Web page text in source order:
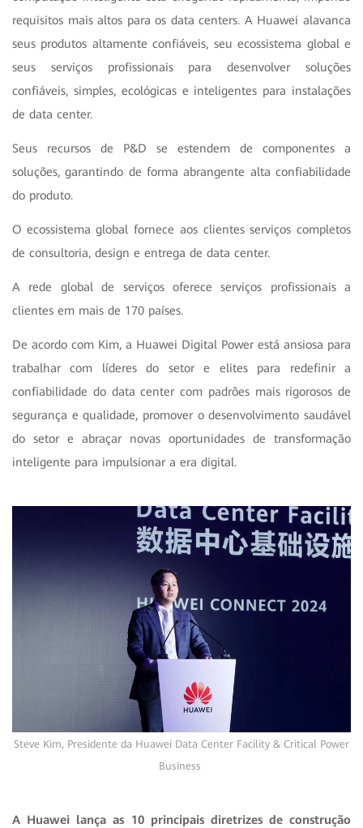
requisitos mais altos para os data centers. A Huawei alavanca
seus produtos altamente confiáveis, seu ecossistema global e
seus serviços profissionais para desenvolver soluções
confiáveis, simples, ecológicas e inteligentes para instalações
de data center.
Seus recursos de P&D se estendem de componentes a
soluções, garantindo de forma abrangente alta confiabilidade
do produto.
O ecossistema global fornece aos clientes serviços completos
de consultoria, design e entrega de data center.
A rede global de serviços oferece serviços profissionais a
clientes em mais de 170 países.
De acordo com Kim, a Huawei Digital Power está ansiosa para
trabalhar com líderes do setor e elites para redefinir a
confiabilidade do data center com padrões mais rigorosos de
segurança e qualidade, promover o desenvolvimento saudável
do setor e abraçar novas oportunidades de transformação
inteligente para impulsionar a era digital.
Steve Kim, Presidente da Huawei Data Center Facility & Critical Power
Business
A Huawei lança as 10 principais diretrizes de construção